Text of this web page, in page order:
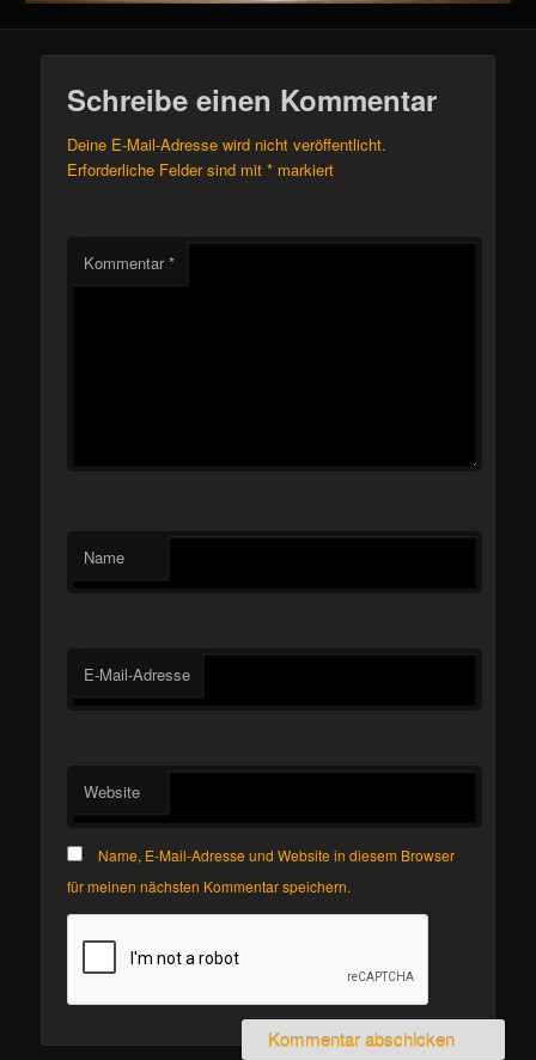
Schreibe einen Kommentar
Deine E-Mail-Adresse wird nicht veröffentlicht.
Erforderliche Felder sind mit* markiert
Kommentar*
Name
E-Mail-Adresse
Website
Name, E-Mail-Adresse und Website in diesem Browser
für meinen nächsten Kommentar speichern.